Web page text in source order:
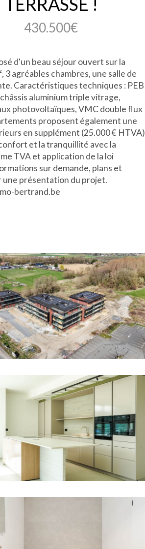
430.500€
d'un beau séjour ouvert sur la
agréables chambres, une salle de
Caractéristiques techniques : PEB
aluminium triple vitrage,
photovoltaïques, VMC double flux
proposent également une
en supplément (25.000 € HTVA)
et la tranquillité avec la
TVA et application de la loi
sur demande, plans et
une présentation du projet.
bertrand.be